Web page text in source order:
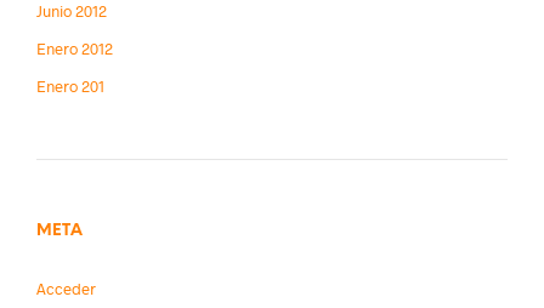
Junio 2012
Enero 2012
Enero 201
META
Acceder